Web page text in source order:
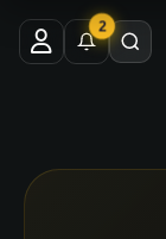
2